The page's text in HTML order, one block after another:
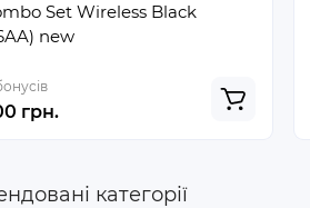
Set Wireless Black
new
грн.
категорії